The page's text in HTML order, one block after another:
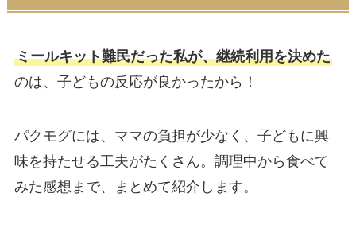
ミールキット難民だった私が、継続利用を決めた
のは、子どもの反応が良かったから！
パクモグには、ママの負担が少なく、子どもに興
味を持たせる工夫がたくさん。調理中から食べて
みた感想まで、まとめて紹介します。